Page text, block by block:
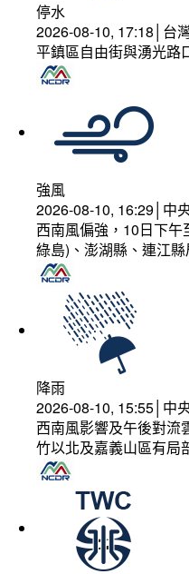
停水
2026-08-10, 17:18│台
平鎮區自由街與湧光路
強風
2026-08-10, 16:29│中
西南風偏強，10日下
綠島)、澎湖縣、連江
降雨
2026-08-10, 15:55│中
西南風影響及午後對流
竹以北及嘉義山區有局